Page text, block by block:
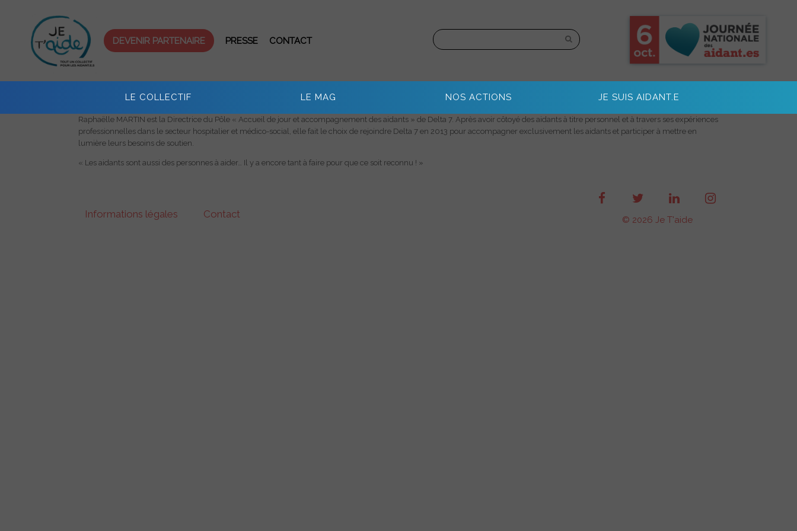
DEVENIR PARTENAIRE PRESSE CONTACT
LE COLLECTIF LE MAG NOS ACTIONS JE SUIS AIDANT.E
Raphaëlle MARTIN est la Directrice du Pôle « Accueil de jour et accompagnement des aidants » de Delta 7. Après avoir côtoyé des aidants à titre personnel et à travers ses expériences
professionnelles dans le secteur hospitalier et médico-social, elle fait le choix de rejoindre Delta 7 en 2013 pour accompagner exclusivement les aidants et participer à mettre en
lumière leurs besoins de soutien.
« Les aidants sont aussi des personnes à aider… Il y a encore tant à faire pour que ce soit reconnu ! »
Informations légales Contact © 2026 Je T'aide